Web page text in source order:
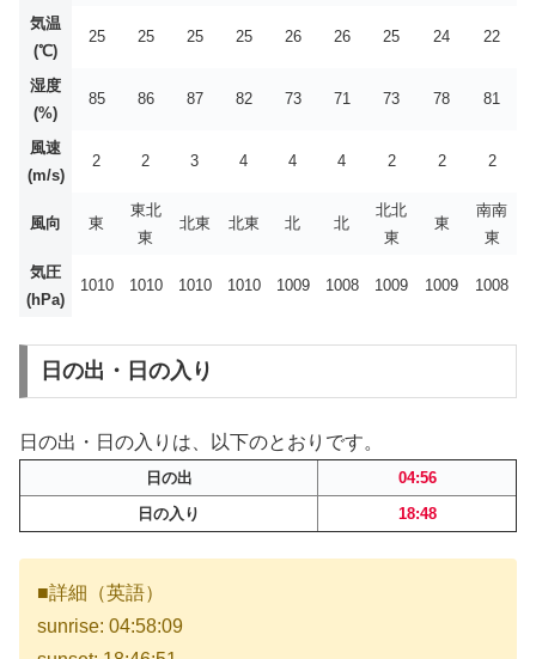
気温
(℃)
25 25 25 25 26 26 25 24 22
湿度
(%)
85 86 87 82 73 71 73 78 81
風速
(m/s)
2 2 3 4 4 4 2 2 2
風向 東
東北
東
北東 北東 北 北
北北
東
東
南南
東
気圧
(hPa)
1010 1010 1010 1010 1009 1008 1009 1009 1008
日の出・日の入り
日の出・日の入りは、以下のとおりです。
日の出
04:56
日の入り
18:48
■詳細（英語）
sunrise: 04:58:09